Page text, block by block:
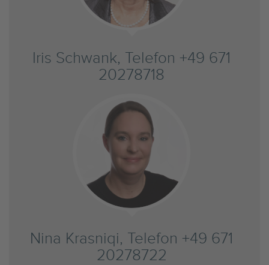
Iris Schwank, Telefon +49 671
20278718
Nina Krasniqi, Telefon +49 671
20278722